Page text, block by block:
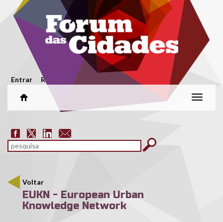
Passar para o conteúdo principal
Menu secundário
Entrar Registar
Alterar
Formulário de pesquisa
pesquisar
Voltar
EUKN - European Urban
Knowledge Network